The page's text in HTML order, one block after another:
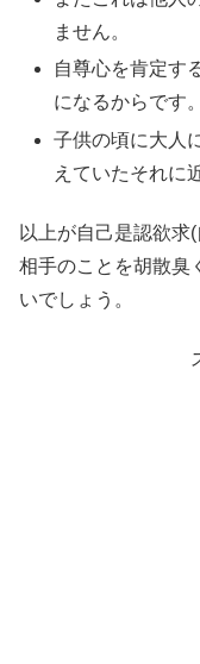
ません。
自尊心を肯定す
になるからです。
子供の頃に大人
えていたそれに
以上が自己是認欲求
相手のことを胡散臭
いでしょう。